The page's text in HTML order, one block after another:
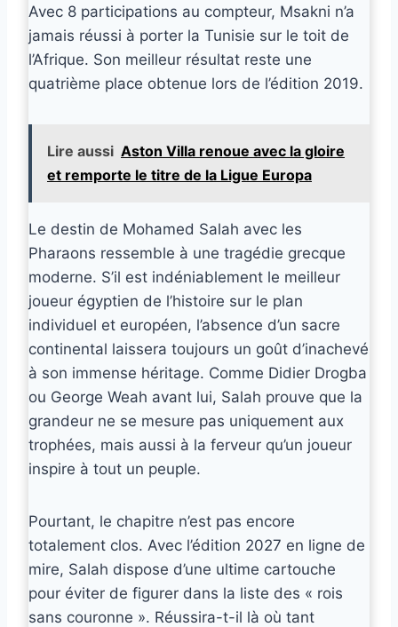
Avec 8 participations au compteur, Msakni n’a
jamais réussi à porter la Tunisie sur le toit de
l’Afrique. Son meilleur résultat reste une
quatrième place obtenue lors de l’édition 2019.
Lire aussi Aston Villa renoue avec la gloire
et remporte le titre de la Ligue Europa
Le destin de Mohamed Salah avec les
Pharaons ressemble à une tragédie grecque
moderne. S’il est indéniablement le meilleur
joueur égyptien de l’histoire sur le plan
individuel et européen, l’absence d’un sacre
continental laissera toujours un goût d’inachevé
à son immense héritage. Comme Didier Drogba
ou George Weah avant lui, Salah prouve que la
grandeur ne se mesure pas uniquement aux
trophées, mais aussi à la ferveur qu’un joueur
inspire à tout un peuple.
Pourtant, le chapitre n’est pas encore
totalement clos. Avec l’édition 2027 en ligne de
mire, Salah dispose d’une ultime cartouche
pour éviter de figurer dans la liste des « rois
sans couronne ». Réussira-t-il là où tant